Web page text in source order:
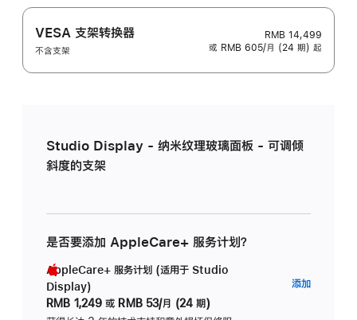
VESA 支架转换器
不含支架
RMB 14,499
或 RMB 605/月 (24 期) 起
Studio Display - 纳米纹理玻璃面板 - 可调倾
斜度的支架
是否要添加 AppleCare+ 服务计划？
AppleCare+ 服务计划 (适用于 Studio
Display)
RMB 1,249 或 RMB 53/月 (24 期)
添加